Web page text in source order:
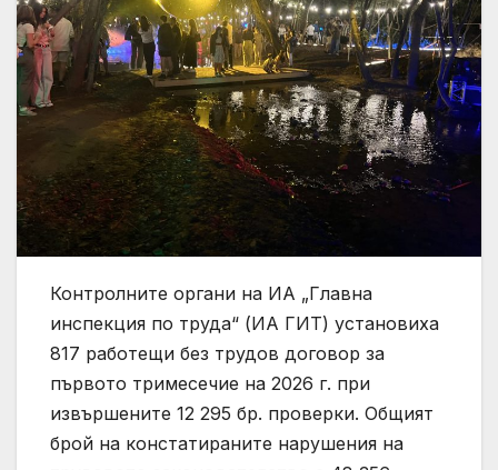
Контролните органи на ИА „Главна
инспекция по труда“ (ИА ГИТ) установиха
817 работещи без трудов договор за
първото тримесечие на 2026 г. при
извършените 12 295 бр. проверки. Общият
брой на констатираните нарушения на